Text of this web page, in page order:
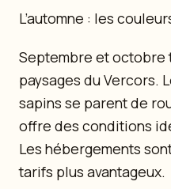
L’automne : les
Septembre et octobre
paysages du Vercors.
sapins se parent de
offre des conditions
Les hébergements
tarifs plus avantageux.